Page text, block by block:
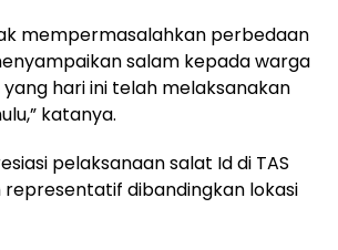
mempermasalahkan perbedaan
salam kepada warga
hari ini telah melaksanakan
katanya.
pelaksanaan salat Id di TAS
representatif dibandingkan lokasi